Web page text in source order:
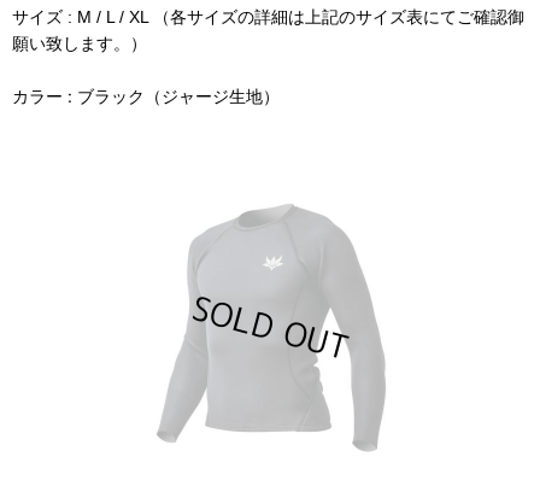
サイズ : M / L / XL （各サイズの詳細は上記のサイズ表にてご確認御
願い致します。）
カラー : ブラック（ジャージ生地）